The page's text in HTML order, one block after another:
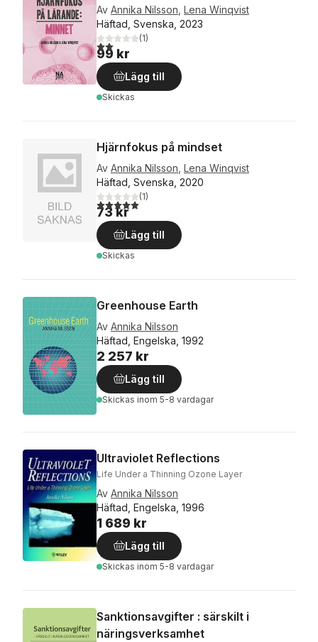
Av Annika Nilsson Lena Winqvist
Häftad, Svenska, 2023
2,0utav 5 stjärnor. Totalt antal röster:
(1)
99 kr
Lägg till
Skickas
Hjärnfokus på mindset
Av Annika Nilsson Lena Winqvist
Häftad, Svenska, 2020
5,0utav 5 stjärnor. Totalt antal röster:
(1)
73 kr
Lägg till
Skickas
Greenhouse Earth
Av Annika Nilsson
Häftad, Engelska, 1992
2 257 kr
Lägg till
Skickas inom 5-8 vardagar
Ultraviolet Reflections
Life Under a Thinning Ozone Layer
Av Annika Nilsson
Häftad, Engelska, 1996
1 689 kr
Lägg till
Skickas inom 5-8 vardagar
Sanktionsavgifter : särskilt i
näringsverksamhet